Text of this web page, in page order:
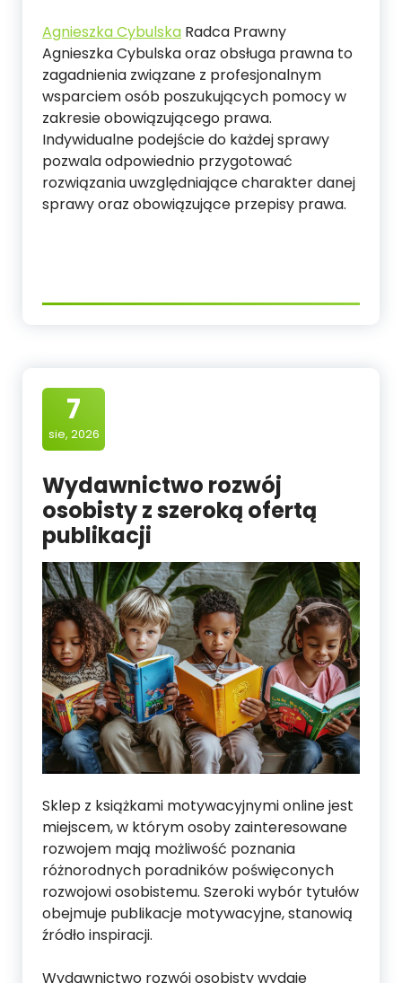
Agnieszka Cybulska Radca Prawny
Agnieszka Cybulska oraz obsługa prawna to
zagadnienia związane z profesjonalnym
wsparciem osób poszukujących pomocy w
zakresie obowiązującego prawa.
Indywidualne podejście do każdej sprawy
pozwala odpowiednio przygotować
rozwiązania uwzględniające charakter danej
sprawy oraz obowiązujące przepisy prawa.
7
sie, 2026
Wydawnictwo rozwój
osobisty z szeroką ofertą
publikacji
Sklep z książkami motywacyjnymi online jest
miejscem, w którym osoby zainteresowane
rozwojem mają możliwość poznania
różnorodnych poradników poświęconych
rozwojowi osobistemu. Szeroki wybór tytułów
obejmuje publikacje motywacyjne, stanowią
źródło inspiracji.
Wydawnictwo rozwój osobisty wydaje